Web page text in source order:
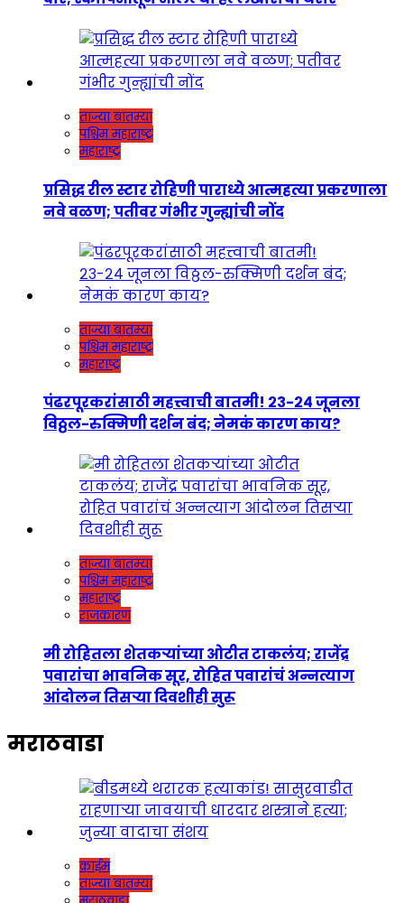
ताज्या बातम्या
पश्चिम महाराष्ट्र
महाराष्ट्र
प्रसिद्ध रील स्टार रोहिणी पाराध्ये आत्महत्या प्रकरणाला
नवे वळण; पतीवर गंभीर गुन्ह्यांची नोंद
ताज्या बातम्या
पश्चिम महाराष्ट्र
महाराष्ट्र
पंढरपूरकरांसाठी महत्त्वाची बातमी! २३-२४ जूनला
विठ्ठल-रुक्मिणी दर्शन बंद; नेमकं कारण काय?
ताज्या बातम्या
पश्चिम महाराष्ट्र
महाराष्ट्र
राजकारण
मी रोहितला शेतकऱ्यांच्या ओटीत टाकलंय; राजेंद्र
पवारांचा भावनिक सूर, रोहित पवारांचं अन्नत्याग
आंदोलन तिसऱ्या दिवशीही सुरू
मराठवाडा
क्राईम
ताज्या बातम्या